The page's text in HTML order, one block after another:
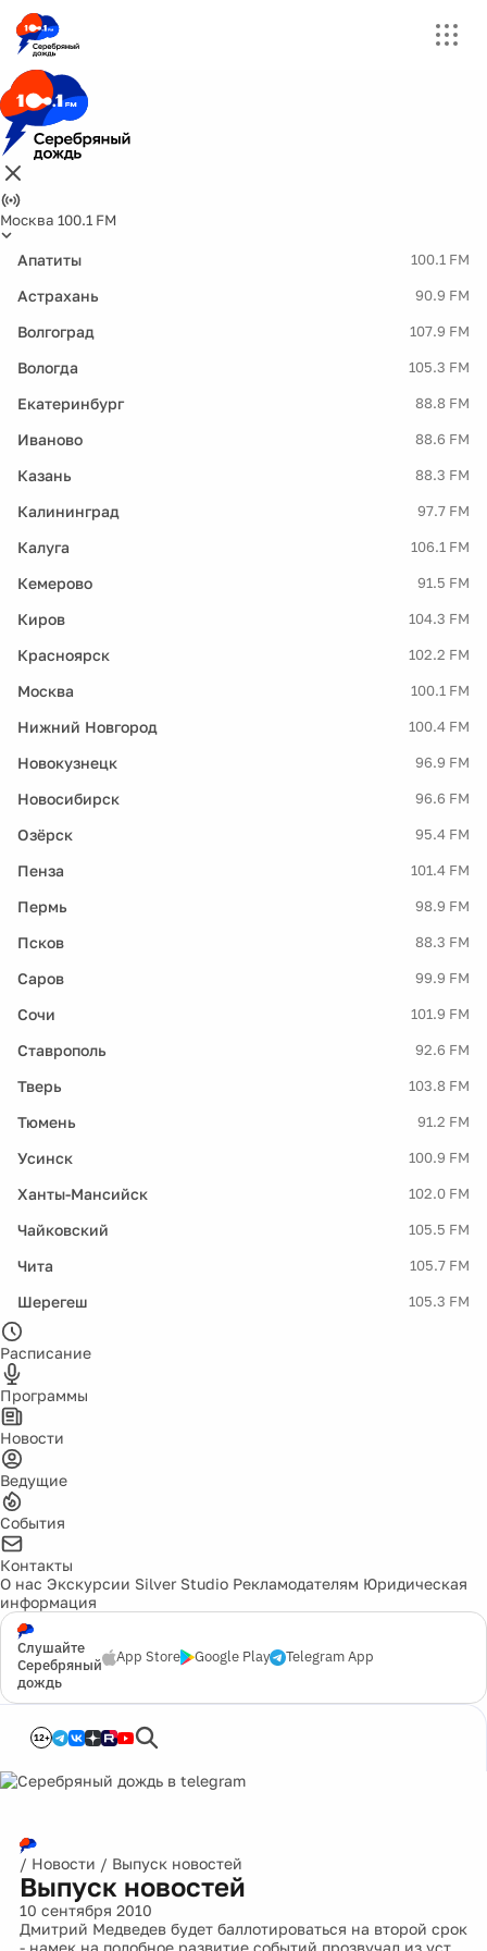
Москва 100.1 FM
Апатиты 100.1 FM
Астрахань 90.9 FM
Волгоград 107.9 FM
Вологда 105.3 FM
Екатеринбург 88.8 FM
Иваново 88.6 FM
Казань 88.3 FM
Калининград 97.7 FM
Калуга 106.1 FM
Кемерово 91.5 FM
Киров 104.3 FM
Красноярск 102.2 FM
Москва 100.1 FM
Нижний Новгород 100.4 FM
Новокузнецк 96.9 FM
Новосибирск 96.6 FM
Озёрск 95.4 FM
Пенза 101.4 FM
Пермь 98.9 FM
Псков 88.3 FM
Саров 99.9 FM
Сочи 101.9 FM
Ставрополь 92.6 FM
Тверь 103.8 FM
Тюмень 91.2 FM
Усинск 100.9 FM
Ханты-Мансийск 102.0 FM
Чайковский 105.5 FM
Чита 105.7 FM
Шерегеш 105.3 FM
Расписание
Программы
Новости
Ведущие
События
Контакты
О нас Экскурсии Silver Studio Рекламодателям Юридическая
информация
Слушайте
Серебряный
дождь
App Store Google Play Telegram App
12+
/ Новости / Выпуск новостей
Выпуск новостей
10 сентября 2010
Дмитрий Медведев будет баллотироваться на второй срок